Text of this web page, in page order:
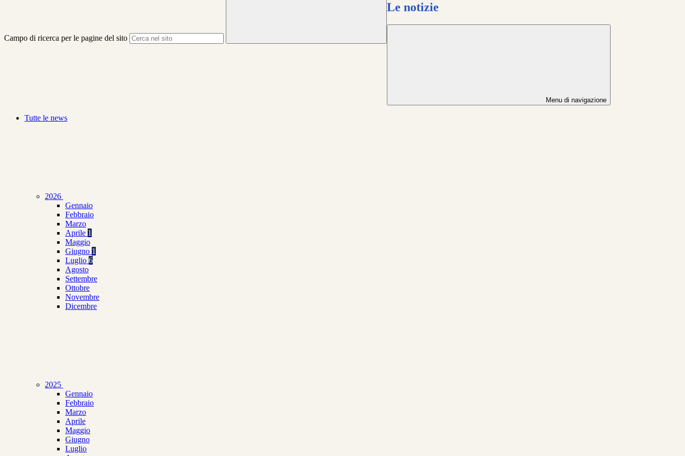
Campo di ricerca per le pagine del sito
Le notizie
Menu di navigazione
Tutte le news
2026
Gennaio
Febbraio
Marzo
Aprile 1
Maggio
Giugno 1
Luglio 6
Agosto
Settembre
Ottobre
Novembre
Dicembre
2025
Gennaio
Febbraio
Marzo
Aprile
Maggio
Giugno
Luglio